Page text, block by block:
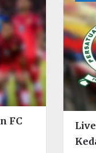
FC